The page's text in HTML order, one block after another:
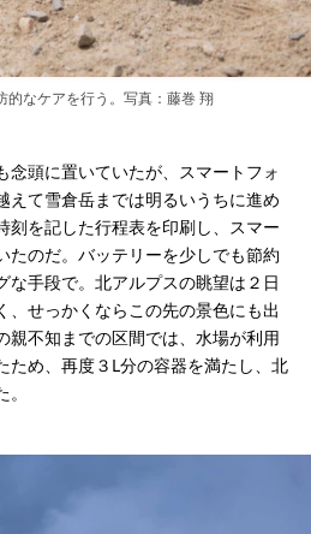
的なケアを行う。写真：藤巻 翔
念頭に置いていたが、スマートフォ
えて雪倉岳までは明るいうちに進め
刻を記した行程表を印刷し、スマー
たのだ。バッテリーを少しでも節約
な手段で。北アルプスの眺望は２日
、せっかくならこの先の景色にも出
親不知までの区間では、水場が利用
ため、再度３L分の容器を満たし、北